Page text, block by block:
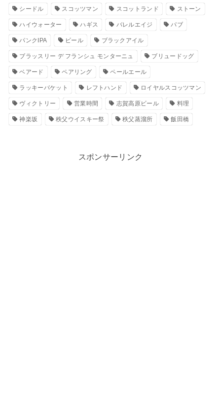
シードル スコッツマン スコットランド ストーン
ハイウォーター ハギス バレルエイジ パブ
パンクIPA ビール ブラックアイル
ブラッスリー デ フランシュ モンターニュ ブリュードッグ
ベアード ペアリング ペールエール
ラッキーバケット レフトハンド ロイヤルスコッツマン
ヴィクトリー 営業時間 志賀高原ビール 料理
神楽坂 秩父ウイスキー祭 秩父蒸溜所 飯田橋
スポンサーリンク